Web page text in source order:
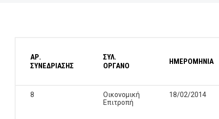
ΑΡ.
ΣΥΝΕΔΡΙΑΣΗΣ
ΣΥΛ.
ΟΡΓΑΝΟ
ΗΜΕΡΟΜΗΝΙΑ
8
Οικονομική
Επιτροπή
18/02/2014